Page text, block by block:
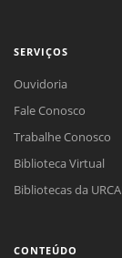
SERVIÇOS
Ouvidoria
Fale Conosco
Trabalhe Conosco
Biblioteca Virtual
Bibliotecas da
CONTEÚDO